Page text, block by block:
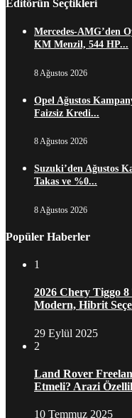
Editörün Seçtikleri
Mercedes-AMG’den
KM Menzil, 544 HP...
8 Ağustos 2026
Opel Ağustos
Faizsiz Kredi...
8 Ağustos 2026
Suzuki’den Ağustos
Takas ve %0...
8 Ağustos 2026
Popüler Haberler
1
2026 Chery Tiggo 8
Modern, Hibrit
29 Eylül 2025
2
Land Rover
Etmeli? Arazi
10 Temmuz 2025